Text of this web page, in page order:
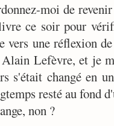
moi de
ce soir pour
vers une réflexion
Lefèvre, et je
s'était changé en
resté au fond
non ?